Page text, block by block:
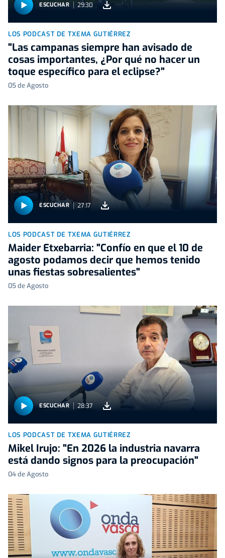
ESCUCHAR 29:30
LOS PODCAST DE TXEMA GUTIÉRREZ
"Las campanas siempre han avisado de
cosas importantes, ¿Por qué no hacer un
toque específico para el eclipse?"
05 de Agosto
ESCUCHAR 27:17
LOS PODCAST DE TXEMA GUTIÉRREZ
Maider Etxebarria: "Confío en que el 10 de
agosto podamos decir que hemos tenido
unas fiestas sobresalientes"
05 de Agosto
ESCUCHAR 28:37
LOS PODCAST DE TXEMA GUTIÉRREZ
Mikel Irujo: "En 2026 la industria navarra
está dando signos para la preocupación"
04 de Agosto